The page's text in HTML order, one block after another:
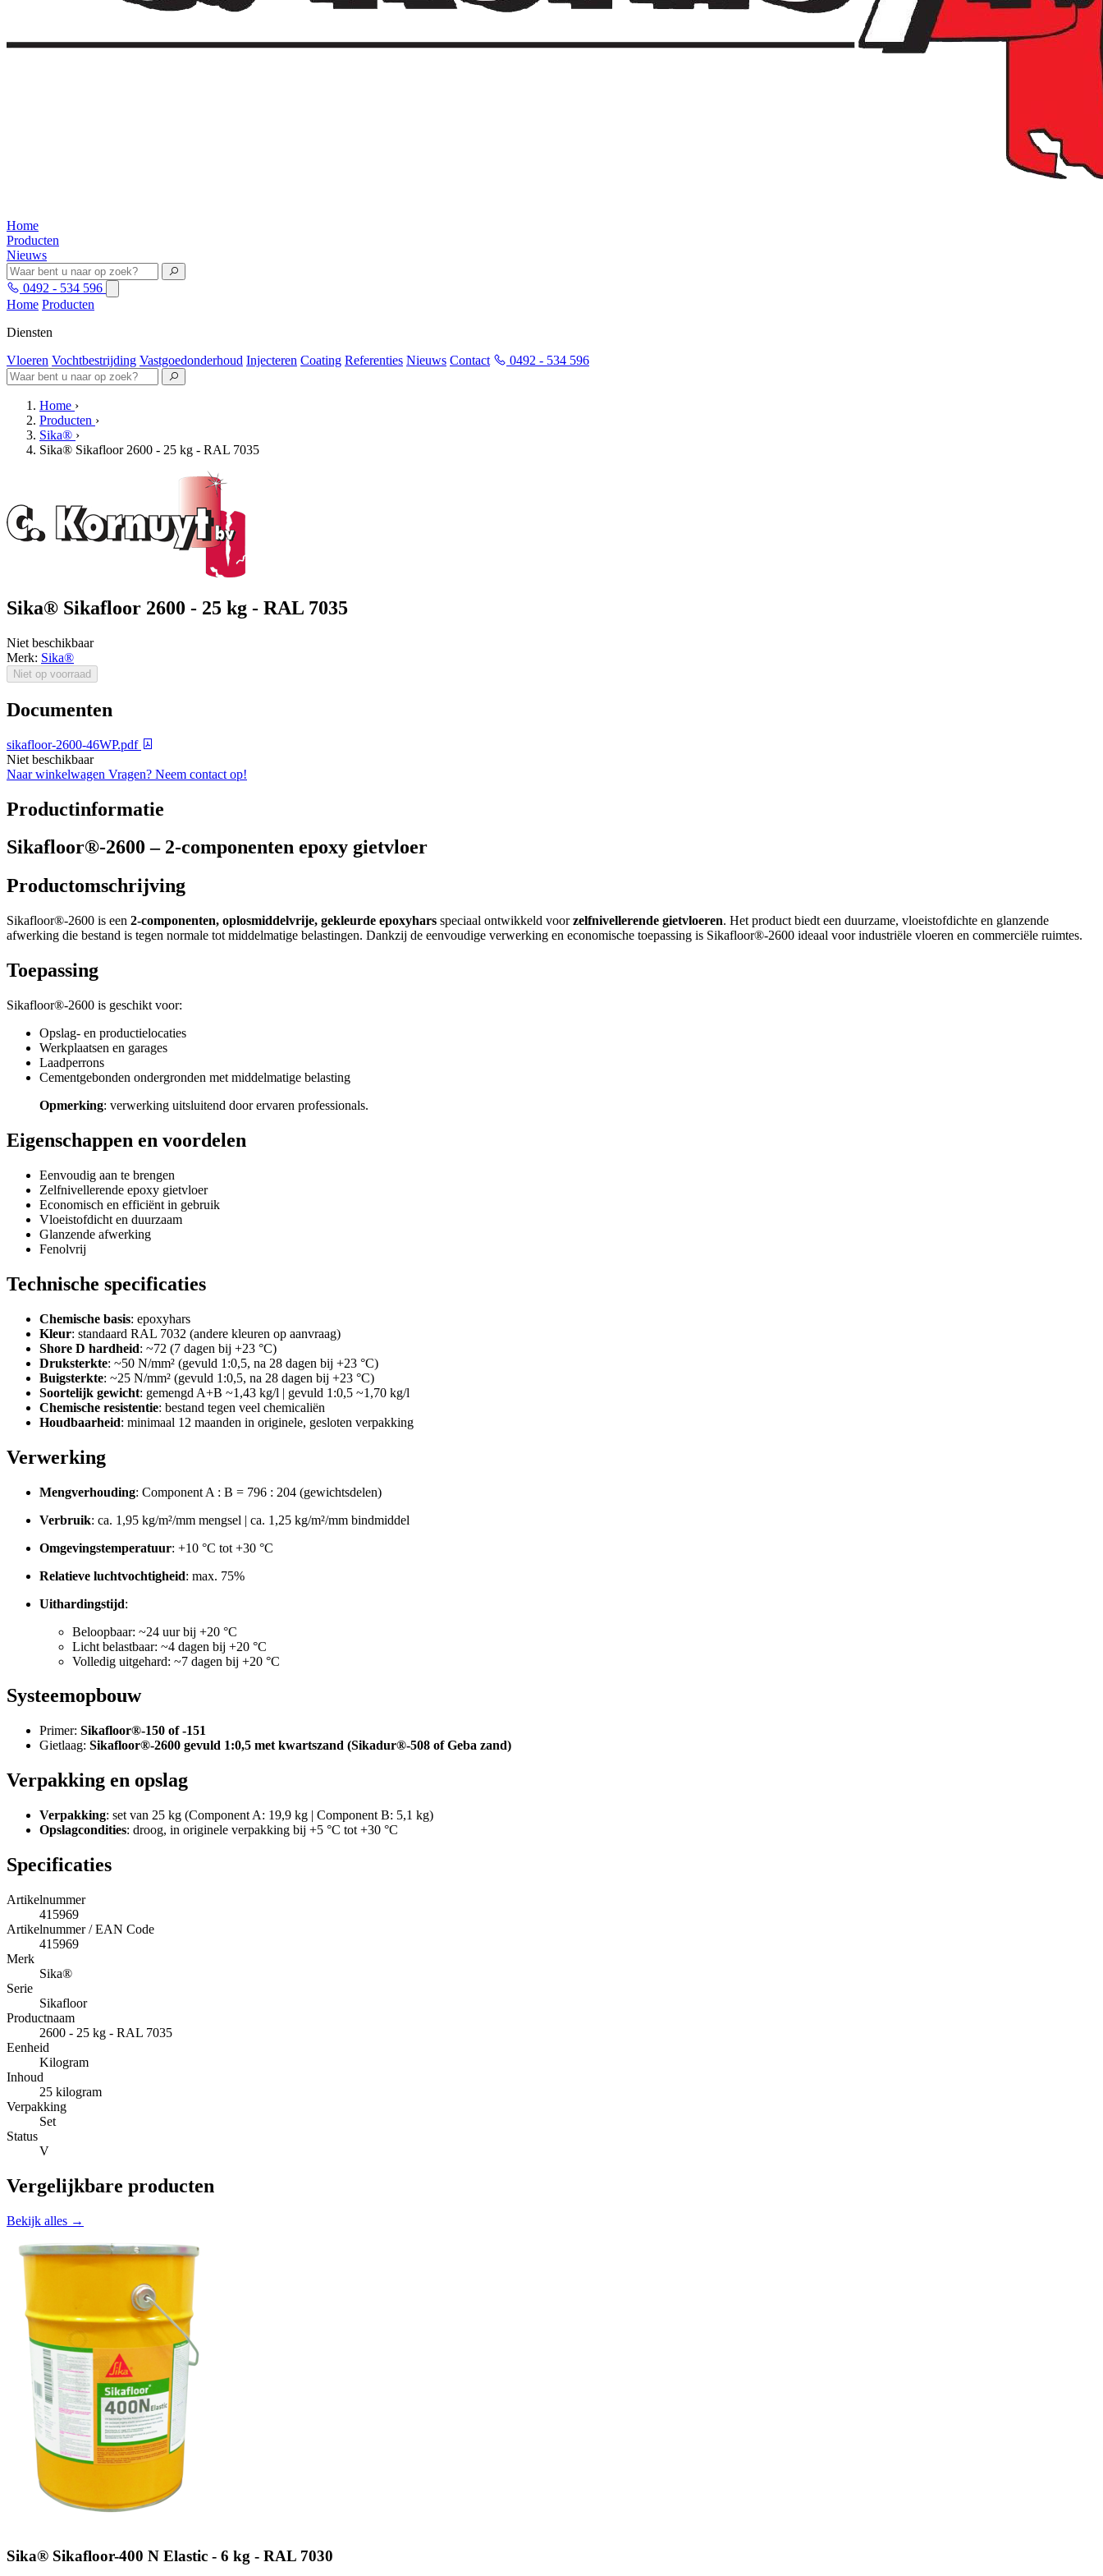
Home
Producten
Nieuws
0492 - 534 596
Home Producten
Diensten
Vloeren Vochtbestrijding Vastgoedonderhoud Injecteren Coating Referenties Nieuws Contact 0492 - 534 596
Home ›
Producten ›
Sika® ›
Sika® Sikafloor 2600 - 25 kg - RAL 7035
Sika® Sikafloor 2600 - 25 kg - RAL 7035
Niet beschikbaar
Merk: Sika®
Niet op voorraad
Documenten
sikafloor-2600-46WP.pdf
Niet beschikbaar
Naar winkelwagen Vragen? Neem contact op!
Productinformatie
Sikafloor®-2600 – 2-componenten epoxy gietvloer
Productomschrijving
Sikafloor®-2600 is een 2-componenten, oplosmiddelvrije, gekleurde epoxyhars speciaal ontwikkeld voorzelfnivellerende gietvloeren. Het product biedt een duurzame, vloeistofdichte en glanzende
afwerking die bestand is tegen normale tot middelmatige belastingen. Dankzij de eenvoudige verwerking en economische toepassing is Sikafloor®-2600 ideaal voor industriële vloeren en commerciële ruimtes.
Toepassing
Sikafloor®-2600 is geschikt voor:
Opslag- en productielocaties
Werkplaatsen en garages
Laadperrons
Cementgebonden ondergronden met middelmatige belasting
Opmerking: verwerking uitsluitend door ervaren professionals.
Eigenschappen en voordelen
Eenvoudig aan te brengen
Zelfnivellerende epoxy gietvloer
Economisch en efficiënt in gebruik
Vloeistofdicht en duurzaam
Glanzende afwerking
Fenolvrij
Technische specificaties
Chemische basis: epoxyhars
Kleur: standaard RAL 7032 (andere kleuren op aanvraag)
Shore D hardheid: ~72 (7 dagen bij +23 °C)
Druksterkte: ~50 N/mm² (gevuld 1:0,5, na 28 dagen bij +23 °C)
Buigsterkte: ~25 N/mm² (gevuld 1:0,5, na 28 dagen bij +23 °C)
Soortelijk gewicht: gemengd A+B ~1,43 kg/l | gevuld 1:0,5 ~1,70 kg/l
Chemische resistentie: bestand tegen veel chemicaliën
Houdbaarheid: minimaal 12 maanden in originele, gesloten verpakking
Verwerking
Mengverhouding: Component A : B = 796 : 204 (gewichtsdelen)
Verbruik: ca. 1,95 kg/m²/mm mengsel | ca. 1,25 kg/m²/mm bindmiddel
Omgevingstemperatuur: +10 °C tot +30 °C
Relatieve luchtvochtigheid: max. 75%
Uithardingstijd:
Beloopbaar: ~24 uur bij +20 °C
Licht belastbaar: ~4 dagen bij +20 °C
Volledig uitgehard: ~7 dagen bij +20 °C
Systeemopbouw
Primer: Sikafloor®-150 of -151
Gietlaag: Sikafloor®-2600 gevuld 1:0,5 met kwartszand (Sikadur®-508 of Geba zand)
Verpakking en opslag
Verpakking: set van 25 kg (Component A: 19,9 kg | Component B: 5,1 kg)
Opslagcondities: droog, in originele verpakking bij +5 °C tot +30 °C
Specificaties
Artikelnummer
415969
Artikelnummer / EAN Code
415969
Merk
Sika®
Serie
Sikafloor
Productnaam
2600 - 25 kg - RAL 7035
Eenheid
Kilogram
Inhoud
25 kilogram
Verpakking
Set
Status
V
Vergelijkbare producten
Bekijk alles →
Sika® Sikafloor-400 N Elastic - 6 kg - RAL 7030